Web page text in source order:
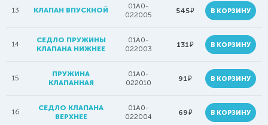
13 КЛАПАН ВПУСКНОЙ
01A0-
022005
545руб. В КОРЗИНУ
14
СЕДЛО ПРУЖИНЫ
КЛАПАНА НИЖНЕЕ
01A0-
022003
131руб. В КОРЗИНУ
15
ПРУЖИНА
КЛАПАННАЯ
01A0-
022010
91руб. В КОРЗИНУ
16
СЕДЛО КЛАПАНА
ВЕРХНЕЕ
01A0-
022004
69руб. В КОРЗИНУ